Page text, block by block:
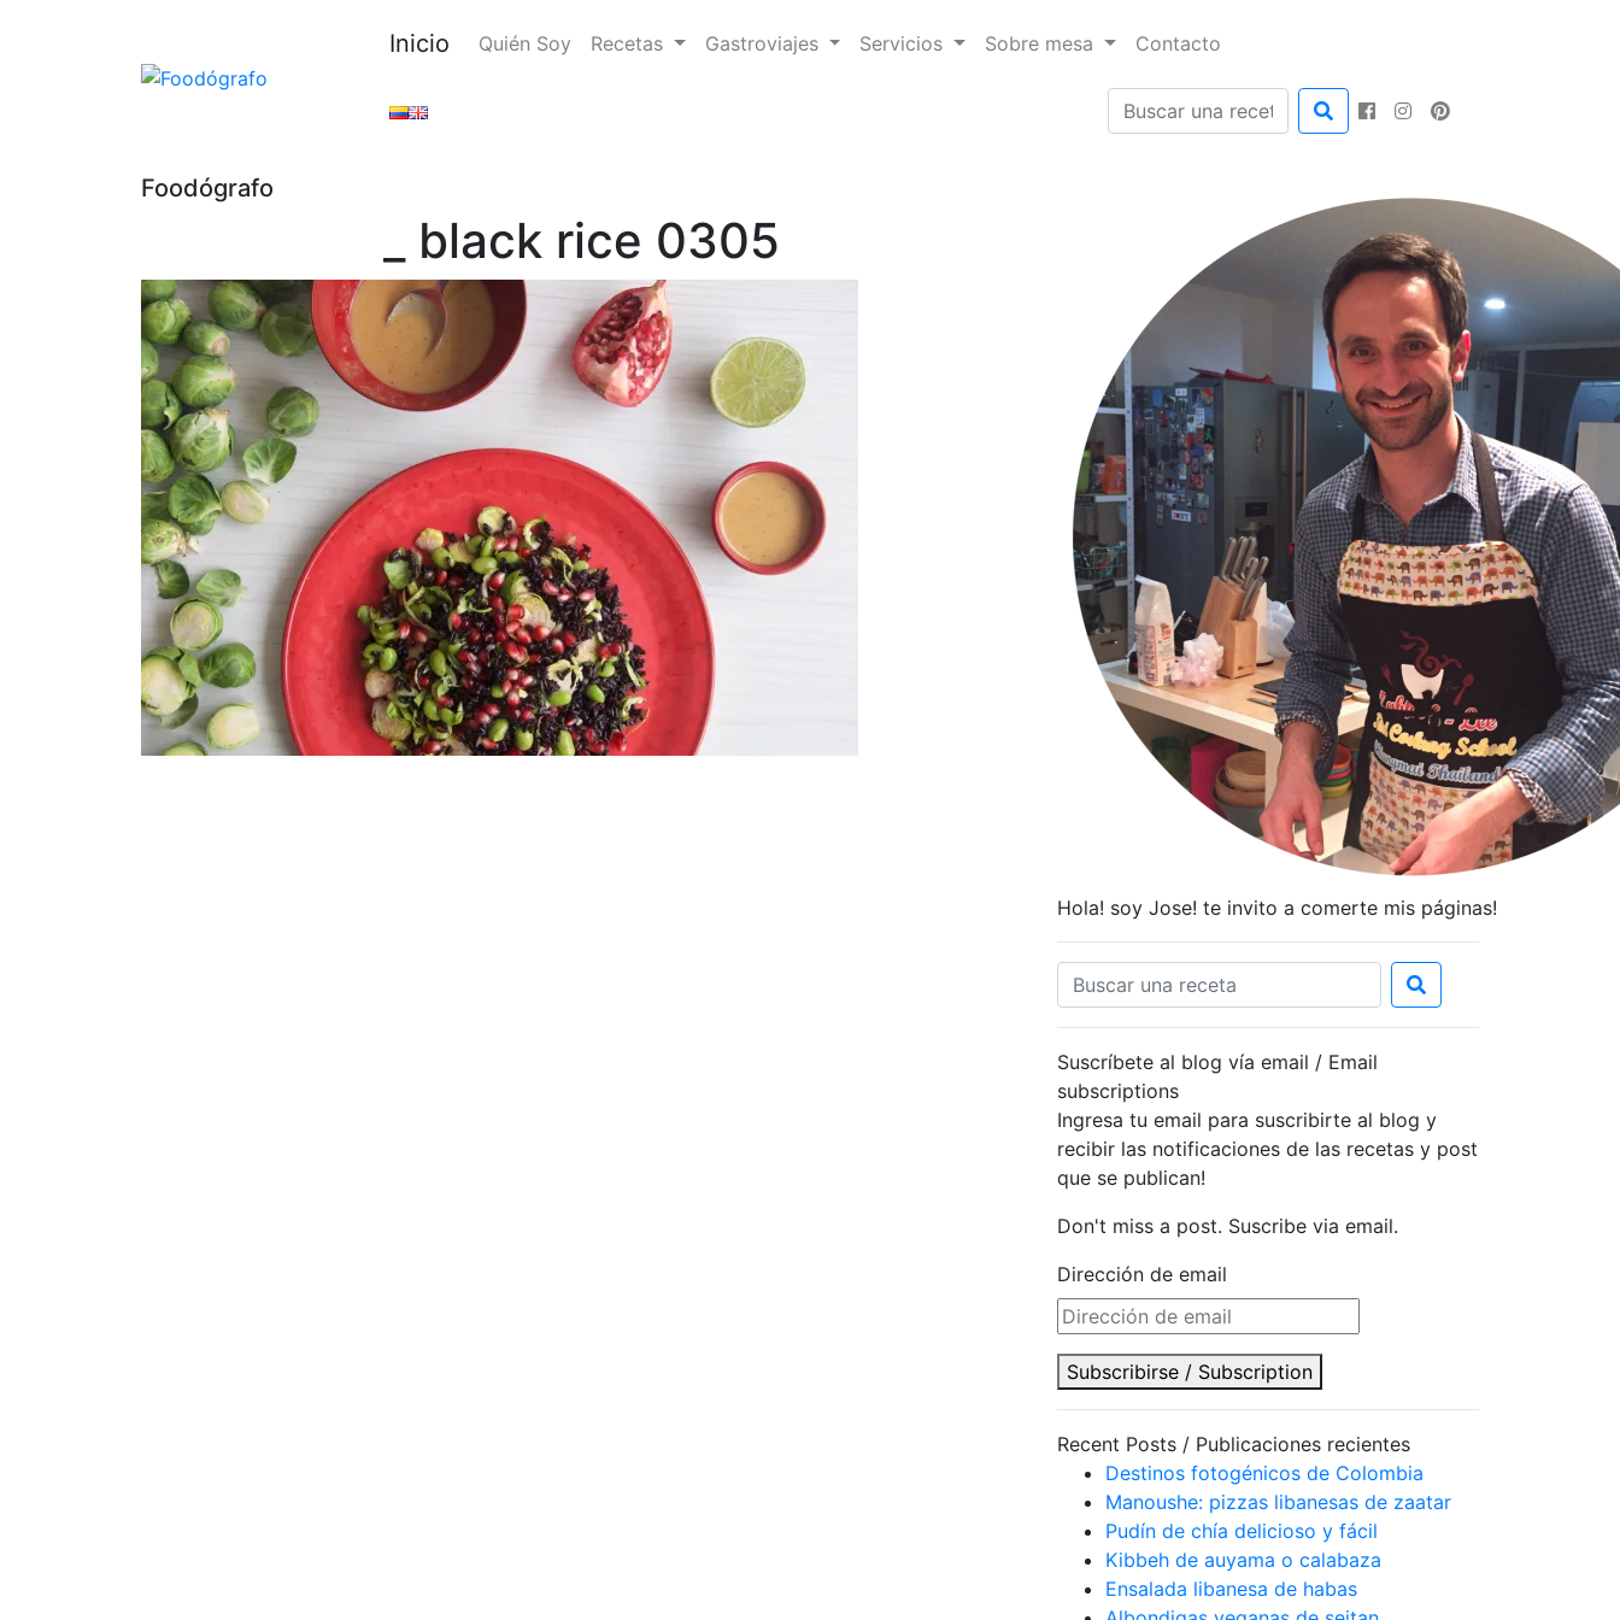
Inicio Quién Soy Recetas Gastroviajes Servicios Sobre mesa Contacto
Foodógrafo
_ black rice 0305
Hola! soy Jose! te invito a comerte mis páginas!
Suscríbete al blog vía email / Email
subscriptions
Ingresa tu email para suscribirte al blog y
recibir las notificaciones de las recetas y post
que se publican!
Don't miss a post. Suscribe via email.
Dirección de email
Subscribirse / Subscription
Recent Posts / Publicaciones recientes
Destinos fotogénicos de Colombia
Manoushe: pizzas libanesas de zaatar
Pudín de chía delicioso y fácil
Kibbeh de auyama o calabaza
Ensalada libanesa de habas